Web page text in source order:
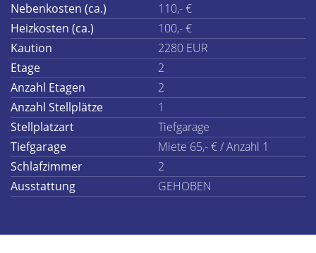
Nebenkosten (ca.)
110,- €
Heizkosten (ca.)
100,- €
Kaution
2280 EUR
Etage
2
Anzahl Etagen
2
Anzahl Stellplätze
1
Stellplatzart
Tiefgarage
Tiefgarage
Miete 65,- € / Anzahl 1
Schlafzimmer
2
Ausstattung
GEHOBEN